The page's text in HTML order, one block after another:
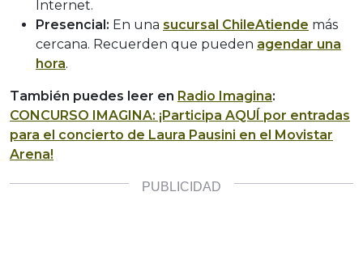
Internet.
Presencial: En una sucursal ChileAtiende más
cercana. Recuerden que pueden agendar una
hora.
También puedes leer en Radio Imagina:
CONCURSO IMAGINA: ¡Participa AQUÍ por entradas
para el concierto de Laura Pausini en el Movistar
Arena!